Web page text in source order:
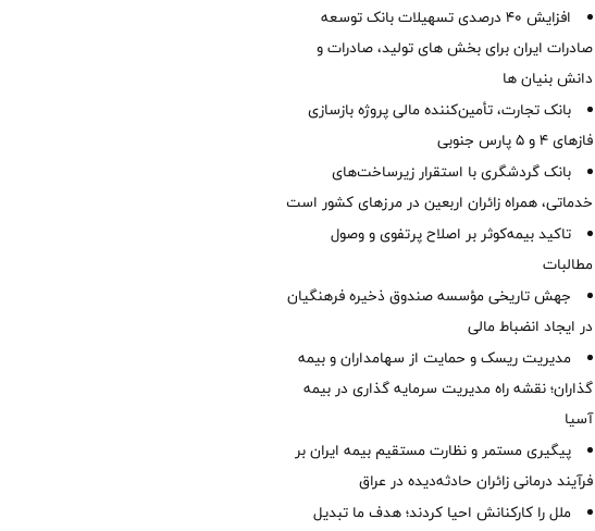
افزایش 40 درصدی تسهیلات بانک توسعه
صادرات ایران برای بخش های تولید، صادرات و
دانش بنیان ها
بانک تجارت، تأمین‌کننده مالی پروژه بازسازی
فازهای ۴ و ۵ پارس جنوبی
بانک گردشگری با استقرار زیرساخت‌های
خدماتی، همراه زائران اربعین در مرزهای کشور است
تاکید بیمه‌کوثر بر اصلاح پرتفوی و وصول
مطالبات ‌
جهش تاریخی مؤسسه صندوق ذخیره فرهنگیان
در ایجاد انضباط مالی
مدیریت ریسک و حمایت از سهامداران و بیمه
گذاران؛ نقشه راه مدیریت سرمایه گذاری در بیمه
آسیا
پیگیری مستمر و نظارت مستقیم بیمه ایران بر
فرآیند درمانی زائران حادثه‌دیده در عراق
ملل را کارکنانش احیا کردند؛ هدف ما تبدیل